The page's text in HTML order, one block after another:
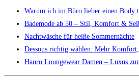
Warum ich im Büro lieber einen Body
Bademode ab 50 – Stil, Komfort &
Nachtwäsche für heiße Sommernächte
Dessous richtig wählen: Mehr
Hanro Loungewear Damen – Luxus